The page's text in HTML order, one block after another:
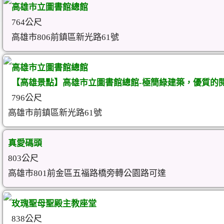
高雄市立圖書館總館
764公尺
高雄市806前鎮區新光路61號
高雄市立圖書館總館
【高雄景點】高雄市立圖書館總館-極簡綠建築，優質的
796公尺
高雄市前鎮區新光路61號
真愛碼頭
803公尺
高雄市801前金區五福路橋旁轉公園路可達
玫瑰聖母聖殿主教座堂
838公尺